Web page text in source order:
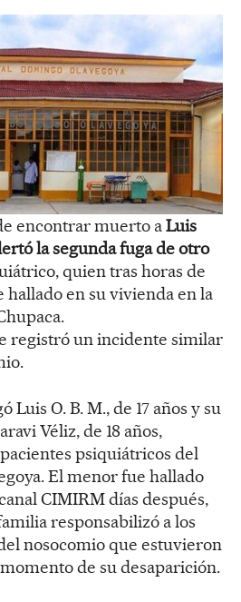
encontrar muerto aLuis
la segunda fuga de otro
quien tras horas de
hallado en su vivienda en la
registró un incidente similar
Luis O. B. M., de 17 años y su
Véliz, de 18 años,
psiquiátricos del
El menor fue hallado
CIMIRM días después,
responsabilizó a los
nosocomio que estuvieron
de su desaparición.